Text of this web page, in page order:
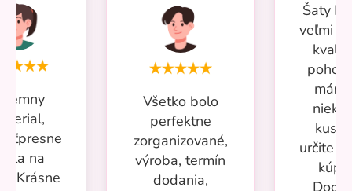
na
Krásne
Všetko bolo
perfektne
zorganizované,
výroba, termín
dodania,
Šaty
veľmi
mám
určite